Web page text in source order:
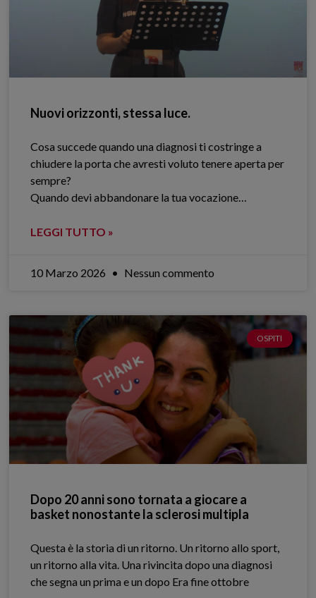
Nuovi orizzonti, stessa luce.
Cosa succede quando una diagnosi ti costringe a
chiudere la porta che avresti voluto tenere aperta per
sempre?
Quando devi abbandonare la tua vocazione…
LEGGI TUTTO »
10 Marzo 2026 Nessun commento
OSPITI
Dopo 20 anni sono tornata a giocare a
basket nonostante la sclerosi multipla
Questa è la storia di un ritorno. Un ritorno allo sport,
un ritorno alla vita. Una rivincita dopo una diagnosi
che segna un prima e un dopo Era fine ottobre